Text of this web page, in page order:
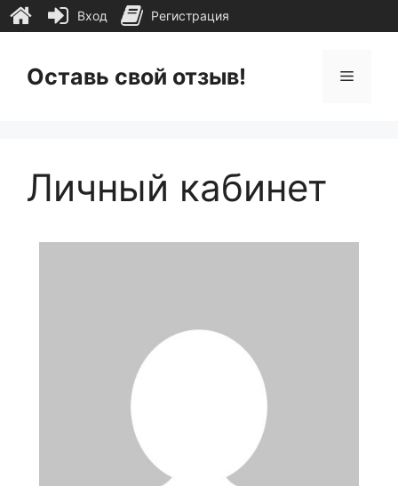
содержимому
Оставь свой отзыв! Меню
Личный кабинет
Вход Регистрация